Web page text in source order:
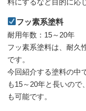
フッ素系塗料
耐用年数：15～20年
フッ素系塗料は、耐久
です。
今回紹介する塗料の中
も15～20年と長いので
も可能です。